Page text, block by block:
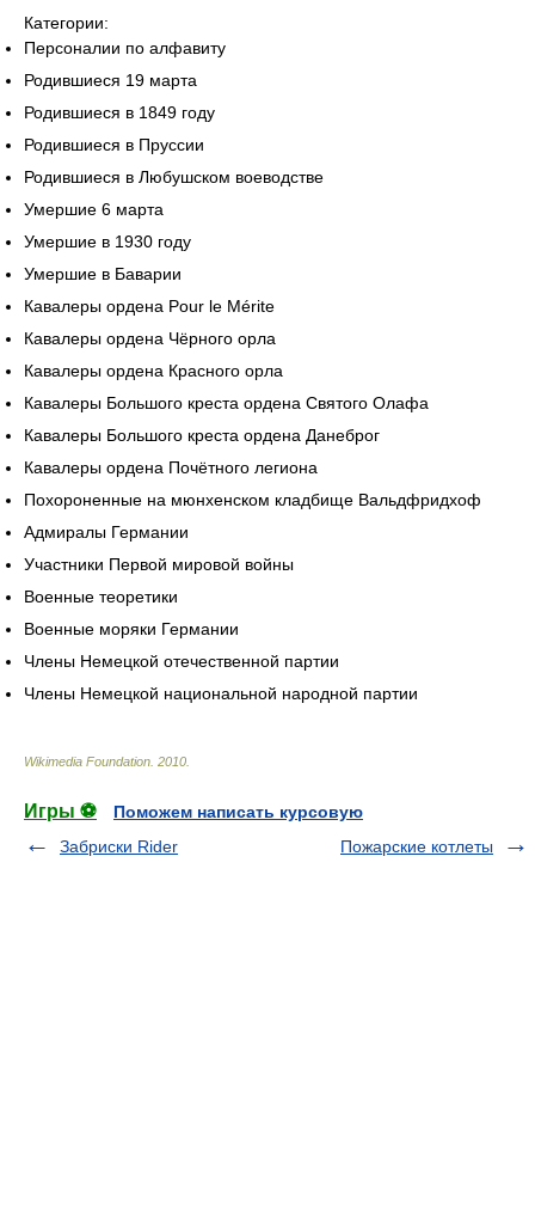
Категории:
Персоналии по алфавиту
Родившиеся 19 марта
Родившиеся в 1849 году
Родившиеся в Пруссии
Родившиеся в Любушском воеводстве
Умершие 6 марта
Умершие в 1930 году
Умершие в Баварии
Кавалеры ордена Pour le Mérite
Кавалеры ордена Чёрного орла
Кавалеры ордена Красного орла
Кавалеры Большого креста ордена Святого Олафа
Кавалеры Большого креста ордена Данеброг
Кавалеры ордена Почётного легиона
Похороненные на мюнхенском кладбище Вальдфридхоф
Адмиралы Германии
Участники Первой мировой войны
Военные теоретики
Военные моряки Германии
Члены Немецкой отечественной партии
Члены Немецкой национальной народной партии
Wikimedia Foundation 2010
Игры ⚽
Поможем написать курсовую
Забриски Rider
Пожарские котлеты